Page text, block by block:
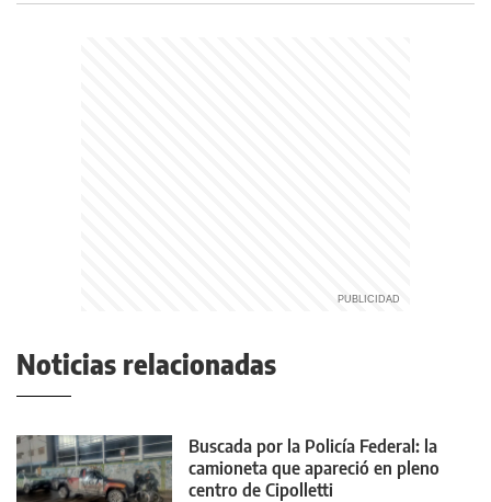
Noticias relacionadas
Buscada por la Policía Federal: la
camioneta que apareció en pleno
centro de Cipolletti